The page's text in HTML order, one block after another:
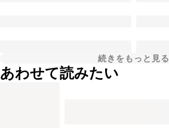
続きをもっと見る
あわせて読みたい